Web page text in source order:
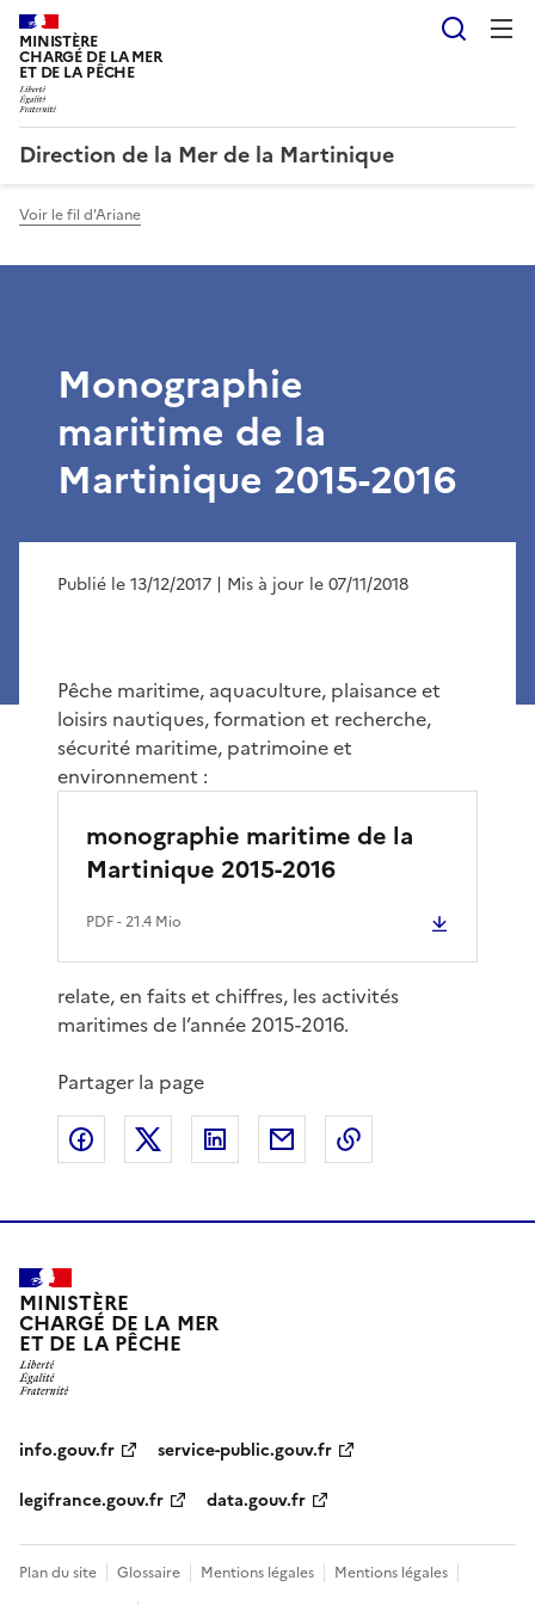
MINISTÈRE
CHARGÉ DE LA MER
ET DE LA PÊCHE
Direction de la Mer de la Martinique
Voir le fil d'Ariane
Monographie
maritime de la
Martinique 2015-2016
Publié le 13/12/2017 | Mis à jour le 07/11/2018
Pêche maritime, aquaculture, plaisance et
loisirs nautiques, formation et recherche,
sécurité maritime, patrimoine et
environnement :
monographie maritime de la
Martinique 2015-2016
PDF- 21.4 Mio
relate, en faits et chiffres, les activités
maritimes de l’année 2015-2016.
Partager la page
Partager sur Facebook
Partager sur XPartager sur LinkedIn
Partager par email
MINISTÈRE
CHARGÉ DE LA MER
ET DE LA PÊCHE
info.gouv.fr
service-public.gouv.fr
legifrance.gouv.fr
data.gouv.fr
Plan du site Glossaire Mentions légales
Mentions légales